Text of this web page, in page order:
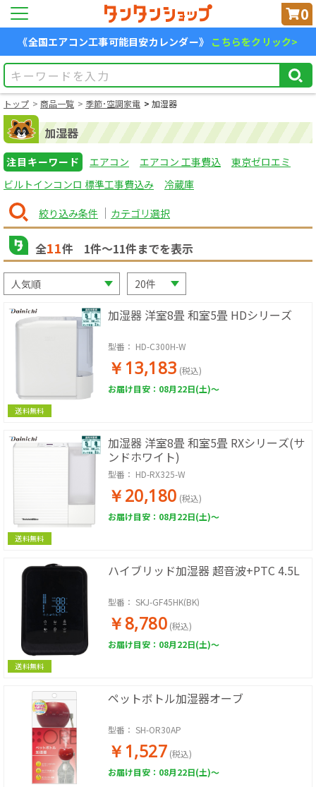
0
《全国エアコン工事可能目安カレンダー》 こちらをクリック>
トップ 商品一覧 季節･空調家電 加湿器
加湿器
注目キーワード エアコン エアコン 工事費込
東京ゼロエミ
ビルトインコンロ 標準工事費込み
冷蔵庫
絞り込み条件 カテゴリ選択
全11件 1件〜11件までを表示
送料無料
加湿器 洋室8畳 和室5畳 HDシリーズ
型番： HD-C300H-W
￥13,183 (税込)
お届け目安：08月22日(土)～
送料無料
加湿器 洋室8畳 和室5畳 RXシリーズ(サ
ンドホワイト)
型番： HD-RX325-W
￥20,180 (税込)
お届け目安：08月22日(土)～
送料無料
ハイブリッド加湿器 超音波+PTC 4.5L
型番： SKJ-GF45HK(BK)
￥8,780 (税込)
お届け目安：08月22日(土)～
ペットボトル加湿器オーブ
型番： SH-OR30AP
￥1,527 (税込)
お届け目安：08月22日(土)～